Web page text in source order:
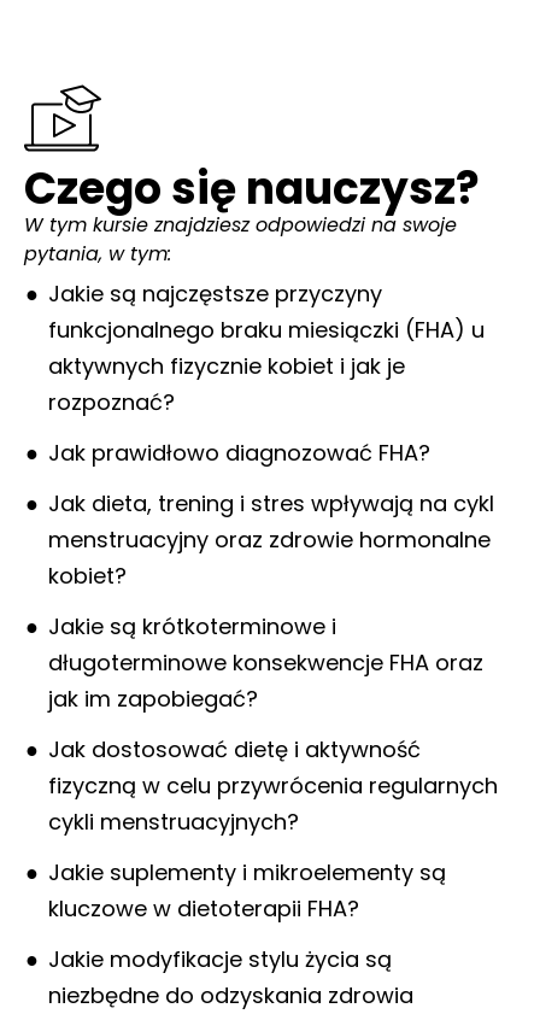
Czego się nauczysz?
W tym kursie znajdziesz odpowiedzi na swoje
pytania, w tym:
Jakie są najczęstsze przyczyny
funkcjonalnego braku miesiączki (FHA) u
aktywnych fizycznie kobiet i jak je
rozpoznać?
Jak prawidłowo diagnozować FHA?
Jak dieta, trening i stres wpływają na cykl
menstruacyjny oraz zdrowie hormonalne
kobiet?
Jakie są krótkoterminowe i
długoterminowe konsekwencje FHA oraz
jak im zapobiegać?
Jak dostosować dietę i aktywność
fizyczną w celu przywrócenia regularnych
cykli menstruacyjnych?
Jakie suplementy i mikroelementy są
kluczowe w dietoterapii FHA?
Jakie modyfikacje stylu życia są
niezbędne do odzyskania zdrowia